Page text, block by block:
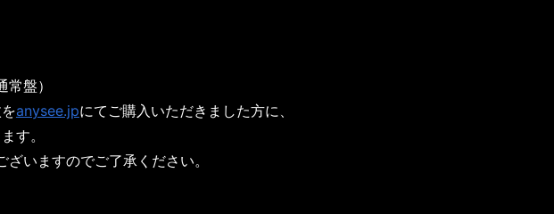
盤）
anysee.jpにてご購入いただきました方に、
す。
いますのでご了承ください。